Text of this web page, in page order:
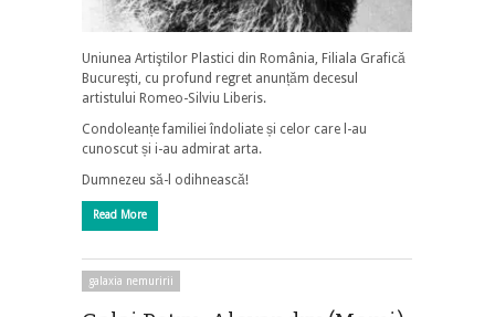
Uniunea Artiştilor Plastici din România, Filiala Grafică
Bucureşti, cu profund regret anunțăm decesul
artistului Romeo-Silviu Liberis.
Condoleanțe familiei îndoliate și celor care l-au
cunoscut și i-au admirat arta.
Dumnezeu să-l odihnească!
Read More
galaxia nemuririi